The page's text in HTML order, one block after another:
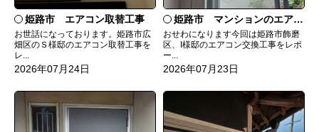
姫路市 エアコン取替工事
お世話になっております。姫路市広
畑区のＳ様邸のエアコン取替工事を
レ...
2026年07月24日
姫路市 マンションのエアコンをダイキンRXへ交換
おせわになります今回は姫路市飾磨
区、I様邸のエアコン交換工事をレポ
ー...
2026年07月23日